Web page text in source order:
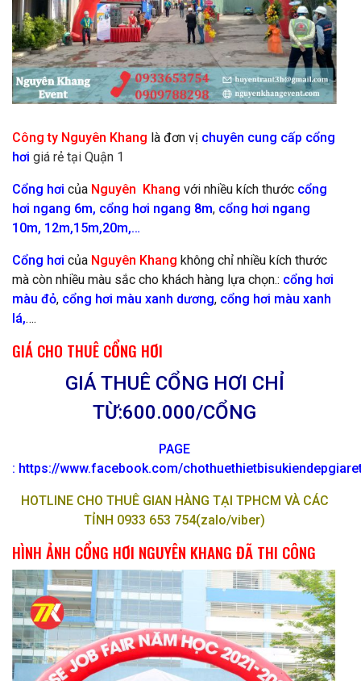
Công ty Nguyên Khang là đơn vị chuyên cung cấp cổng
hơi giá rẻ tại Quận 1
Cổng hơi của Nguyên Khang với nhiều kích thước cổng
hơi ngang 6m, cổng hơi ngang 8m, cổng hơi ngang
10m, 12m,15m,20m,…
Cổng hơi của Nguyên Khang không chỉ nhiều kích thước
mà còn nhiều màu sắc cho khách hàng lựa chọn.: cổng hơi
màu đỏ, cổng hơi màu xanh dương, cổng hơi màu xanh
lá,….
GIÁ CHO THUÊ CỔNG HƠI
GIÁ THUÊ CỔNG HƠI CHỈ
TỪ:600.000/CỔNG
PAGE
: https://www.facebook.com/
HOTLINE CHO THUÊ GIAN HÀNG TẠI TPHCM VÀ CÁC
TỈNH 0933 653 754(zalo/viber)
HÌNH ẢNH CỔNG HƠI NGUYÊN KHANG ĐÃ THI CÔNG